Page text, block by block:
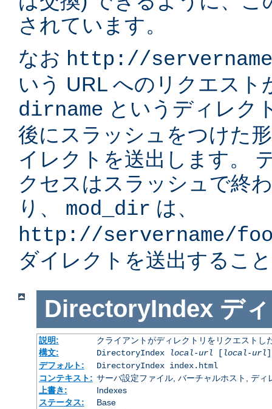
されています。
なお http://
いう URL へのリクエスト
dirname というディレク
後にスラッシュをつけた
イレクトを送出します。
クセスはスラッシュで終
り、 mod_dir は、
http://servername/
ダイレクトを送出するこ
DirectoryIndex デ
説明:
クライアントがディレクトリをリクエストし
構文:
DirectoryIndex local-url [ local-url
デフォルト:
DirectoryIndex index.html
コンテキスト: サーバ設定ファイル, バーチャルホスト, ディ
上書き:
Indexes
ステータス:
Base